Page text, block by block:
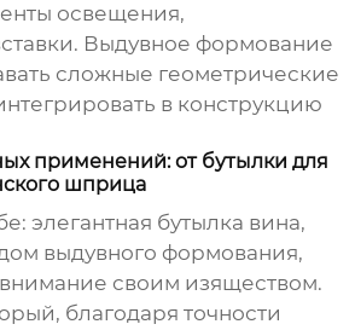
освещения,
Выдувное формование
сложные геометрические
в конструкцию
применений: от бутылки для
шприца
элегантная бутылка вина,
выдувного формования,
своим изяществом.
благодаря точности